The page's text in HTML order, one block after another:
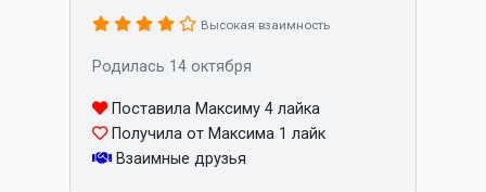
Высокая взаимность
Родилась 14 октября
Поставила Максиму 4 лайка
Получила от Максима 1 лайк
Взаимные друзья